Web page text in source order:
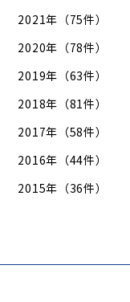
2021年（75件）
2020年（78件）
2019年（63件）
2018年（81件）
2017年（58件）
2016年（44件）
2015年（36件）